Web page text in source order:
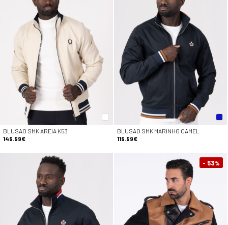
BLUSAO SMK AREIA K53
149.99€
BLUSAO SMK MARINHO CAMEL
119.99€
- 53%